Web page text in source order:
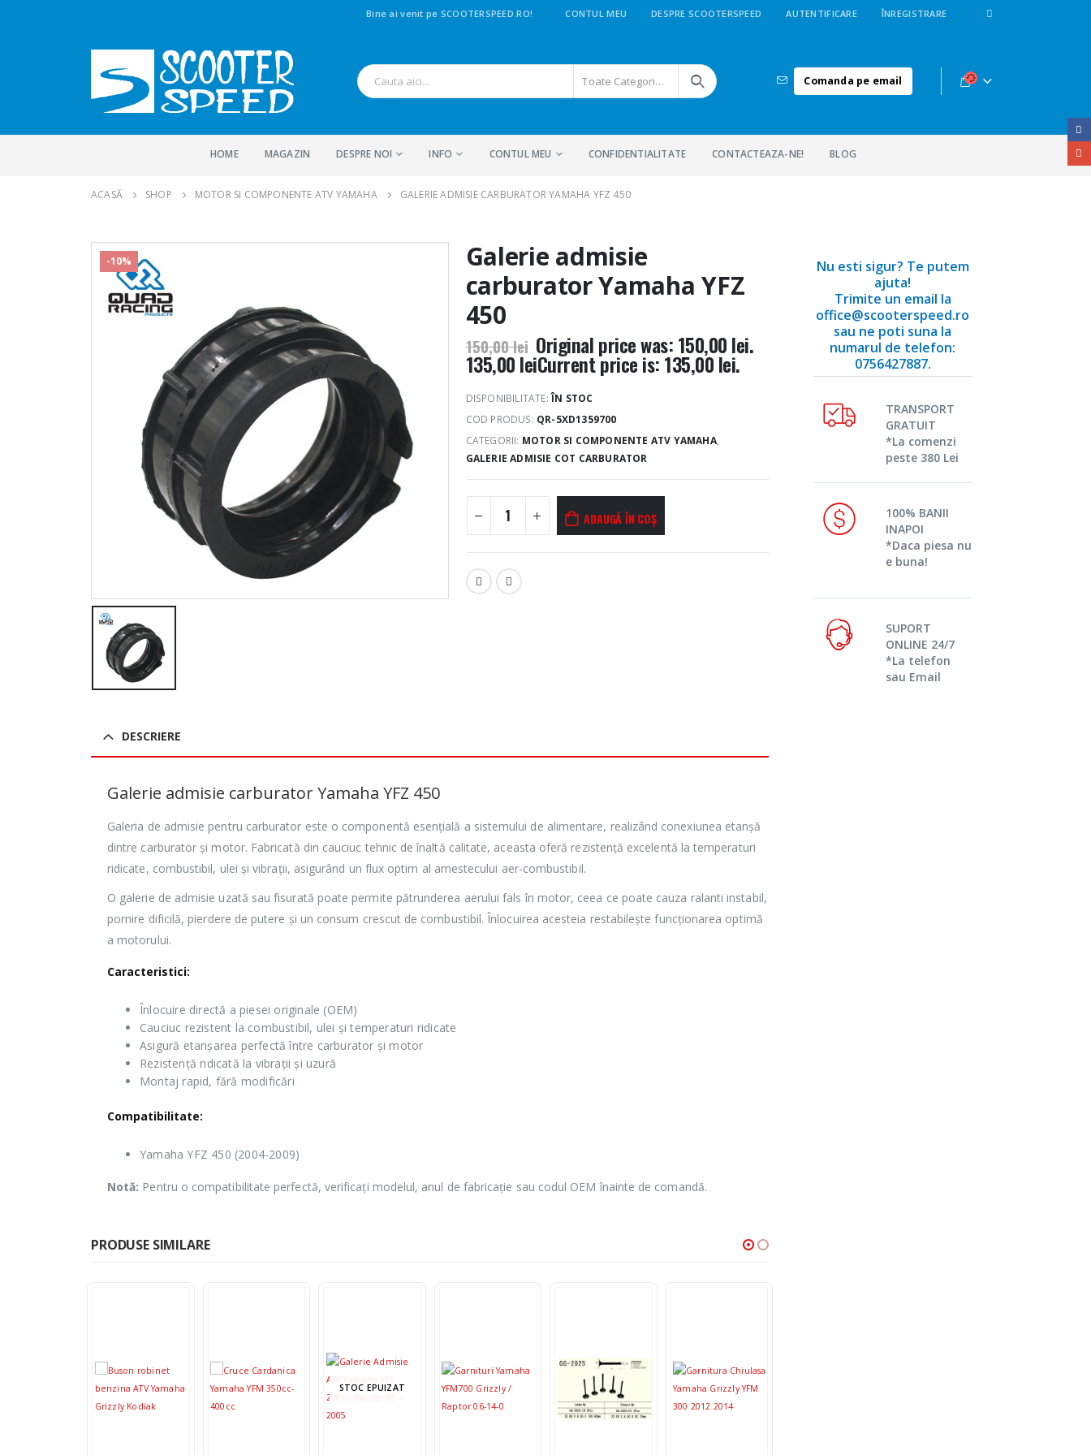
Bine ai venit pe SCOOTERSPEED.RO! CONTUL MEU DESPRE SCOOTERSPEED AUTENTIFICARE ÎNREGISTRARE
Toate Categoriile Comanda pe email
HOME MAGAZIN DESPRE NOI INFO CONTUL MEU CONFIDENTIALITATE CONTACTEAZA-NE! BLOG
ACASĂ SHOP MOTOR SI COMPONENTE ATV YAMAHA GALERIE ADMISIE CARBURATOR YAMAHA YFZ 450
-10%
Galerie admisie
carburator Yamaha YFZ
450
150,00lei Original price was: 150,00 lei.
135,00leiCurrent price is: 135,00 lei.
DISPONIBILITATE:ÎN STOC
COD PRODUS: QR-5XD1359700
CATEGORII: MOTOR SI COMPONENTE ATV YAMAHA,
GALERIE ADMISIE COT CARBURATOR
ADAUGĂ ÎN COȘ
DESCRIERE
Galerie admisie carburator Yamaha YFZ 450
Galeria de admisie pentru carburator este o componentă esențială a sistemului de alimentare, realizând conexiunea etanșă
dintre carburator și motor. Fabricată din cauciuc tehnic de înaltă calitate, aceasta oferă rezistență excelentă la temperaturi
ridicate, combustibil, ulei și vibrații, asigurând un flux optim al amestecului aer-combustibil.
O galerie de admisie uzată sau fisurată poate permite pătrunderea aerului fals în motor, ceea ce poate cauza ralanti instabil,
pornire dificilă, pierdere de putere și un consum crescut de combustibil. Înlocuirea acesteia restabilește funcționarea optimă
a motorului.
Caracteristici:
Înlocuire directă a piesei originale (OEM)
Cauciuc rezistent la combustibil, ulei și temperaturi ridicate
Asigură etanșarea perfectă între carburator și motor
Rezistență ridicată la vibrații și uzură
Montaj rapid, fără modificări
Compatibilitate:
Yamaha YFZ 450 (2004-2009)
Notă: Pentru o compatibilitate perfectă, verificați modelul, anul de fabricație sau codul OEM înainte de comandă.
PRODUSE SIMILARE
STOC EPUIZAT
Nu esti sigur? Te putem
ajuta!
Trimite un email la
office@scooterspeed.ro
sau ne poti suna la
numarul de telefon:
0756427887.
TRANSPORT
GRATUIT
*La comenzi
peste 380 Lei
100% BANII
INAPOI
*Daca piesa nu
e buna!
SUPORT
ONLINE 24/7
*La telefon
sau Email